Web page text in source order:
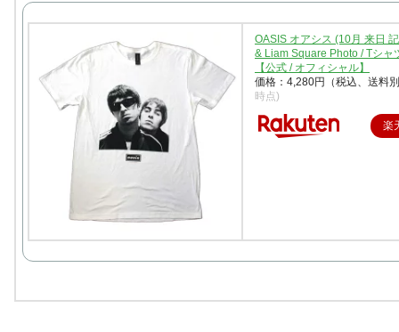
OASIS オアシス (10月 来日
& Liam Square Photo / Tシャ
【公式 / オフィシャル】
価格：4,280円（税込、送料
時点)
楽